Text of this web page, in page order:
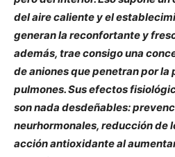
del aire caliente y el
generan la reconfortante y
además, trae consigo una
de aniones que penetran por
pulmones. Sus efectos
son nada desdeñables:
neurhormonales, reducción de
acción antioxidante al